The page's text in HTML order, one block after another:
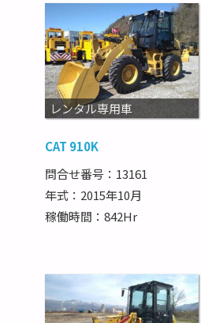
レンタル専用車
CAT 910K
問合せ番号：13161
年式：2015年10月
稼働時間：842Hr